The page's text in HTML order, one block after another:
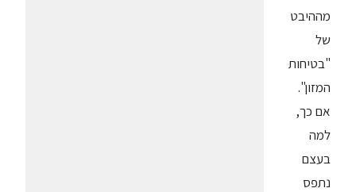
מההיבט
של
"בטיחות
המזון".
אם כך,
למה
בעצם
נתפס